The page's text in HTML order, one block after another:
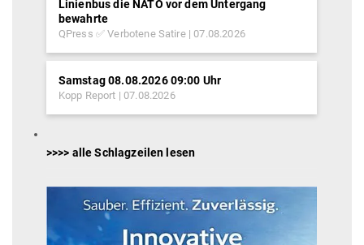
Linienbus die NATO vor dem Untergang
bewahrte
QPress ✅ Verbotene Satire 07.08.2026
Samstag 08.08.2026 09:00 Uhr
Kopp Report 07.08.2026
>>>> alle Schlagzeilen lesen